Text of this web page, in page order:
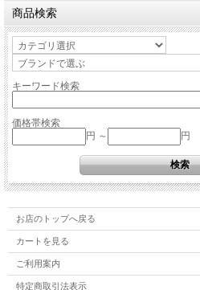
商品検索
キーワード検索
価格帯検索
円 ～
円
お店のトップへ戻る
カートを見る
ご利用案内
特定商取引法表示